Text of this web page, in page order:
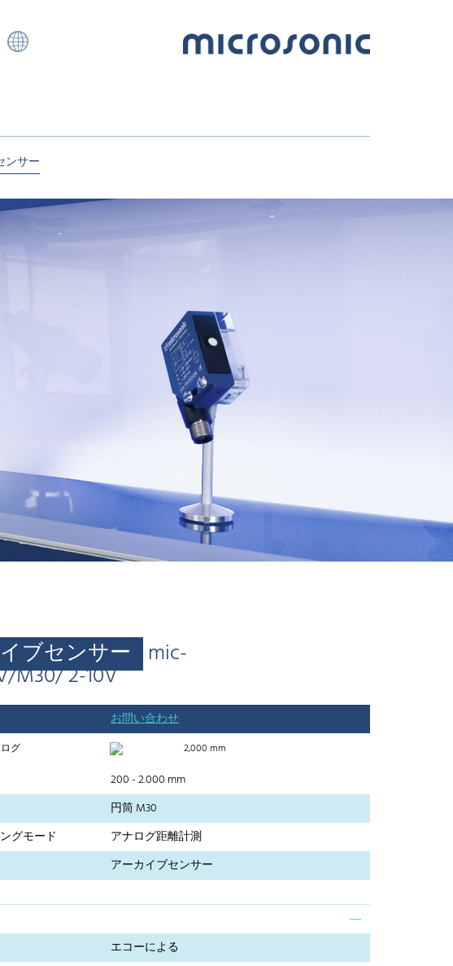
ンサー
ブセンサー mic-
M30/ 2-10V
お問い合わせ
グ 2,000 mm
200 - 2.000 mm
円筒 M30
グモード
アナログ距離計測
アーカイブセンサー
エコーによる